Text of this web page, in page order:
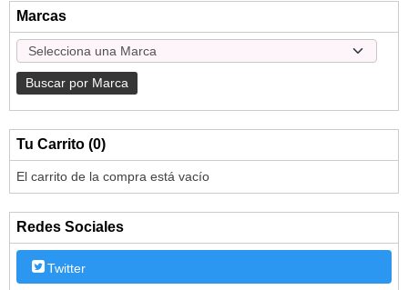
Marcas
Tu Carrito (0)
El carrito de la compra está vacío
Redes Sociales
Twitter